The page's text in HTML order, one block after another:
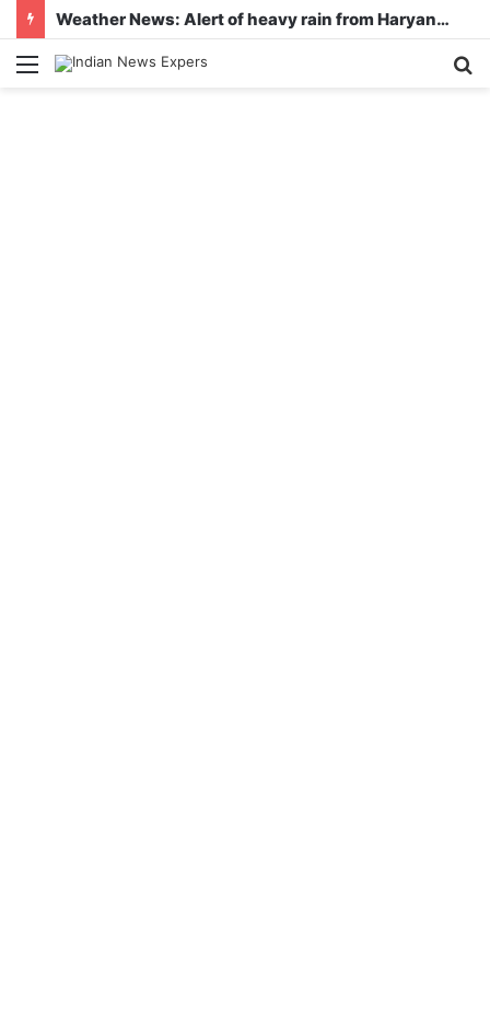
Weather News: Alert of heavy rain from Haryana-Gujarat to Odisha, monsoon is active in many states
Menu